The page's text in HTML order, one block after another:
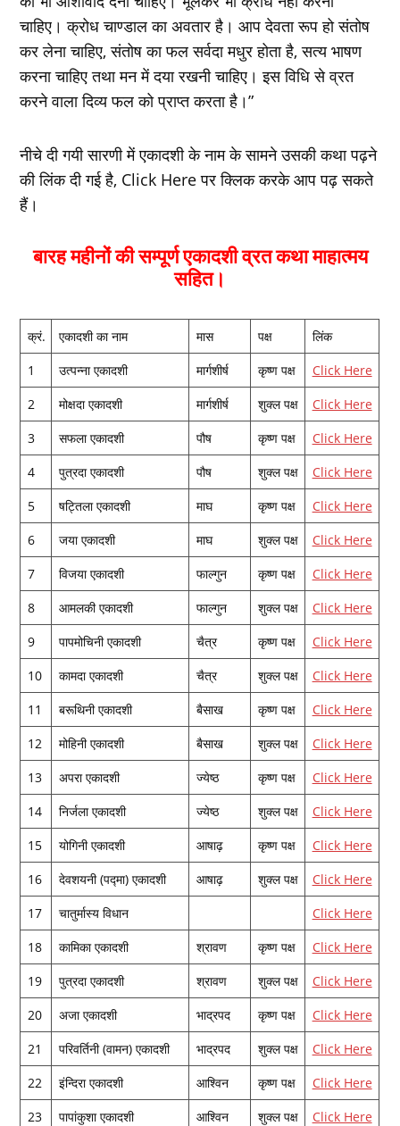
चाहिए। क्रोध चाण्‍डाल का अवतार है। आप देवता रूप हो संतोष
कर लेना चाहिए, संतोष का फल सर्वदा मधुर होता है, सत्‍य भाषण
करना चाहिए तथा मन में दया रखनी चाहिए। इस विधि से व्रत
करने वाला दिव्‍य फल को प्राप्‍त करता है।”
नीचे दी गयी सारणी में एकादशी के नाम के सामने उसकी कथा पढ़ने
की लिंक दी गई है, Click Here पर क्लिक करके आप पढ़ सकते
हैं।
बारह महीनों की सम्पूर्ण एकादशी व्रत कथा माहात्‍मय
सहित।
क्रं. एकादशी का नाम मास पक्ष
लिंक
1
उत्‍पन्‍ना एकादशी मार्गशीर्ष कृष्‍ण पक्ष
Click Here
2
मोक्षदा एकादशी मार्गशीर्ष शुक्‍ल पक्ष
Click Here
3
सफला एकादशी पौष कृष्‍ण पक्ष
Click Here
4
पुत्रदा एकादशी पौष शुक्‍ल पक्ष
Click Here
5
षट्तिला एकादशी माघ कृष्‍ण पक्ष
Click Here
6
जया एकादशी माघ शुक्‍ल पक्ष
Click Here
7
विजया एकादशी फाल्‍गुन कृष्‍ण पक्ष
Click Here
8
आमलकी एकादशी फाल्‍गुन शुक्‍ल पक्ष
Click Here
9
पापमोचिनी एकादशी चैत्र कृष्‍ण पक्ष
Click Here
10
कामदा एकादशी चैत्र शुक्‍ल पक्ष
Click Here
11
बरूथिनी एकादशी बैसाख कृष्‍ण पक्ष
Click Here
12
मोहिनी एकादशी बैसाख शुक्‍ल पक्ष
Click Here
13
अपरा एकादशी ज्‍येष्‍ठ कृष्‍ण पक्ष
Click Here
14
निर्जला एकादशी ज्‍येष्‍ठ शुक्‍ल पक्ष
Click Here
15
योगिनी एकादशी आषाढ़ कृष्‍ण पक्ष
Click Here
16
देवशयनी (पद्मा) एकादशी आषाढ़ शुक्‍ल पक्ष
Click Here
17
चातुर्मास्‍य विधान
Click Here
18
कामिका एकादशी श्रावण कृष्‍ण पक्ष
Click Here
19
पुत्रदा एकादशी श्रावण शुक्‍ल पक्ष
Click Here
20
अजा एकादशी भाद्रपद कृष्‍ण पक्ष
Click Here
21
परिवर्तिनी (वामन) एकादशी भाद्रपद शुक्‍ल पक्ष
Click Here
22
इंन्दिरा एकादशी आश्विन कृष्‍ण पक्ष
Click Here
23
पापांकुशा एकादशी आश्विन शुक्‍ल पक्ष
Click Here